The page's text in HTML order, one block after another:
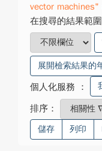
vector
在搜尋的結果範
展開檢索結果的
個人化服務 ：
排序：
儲存 列印